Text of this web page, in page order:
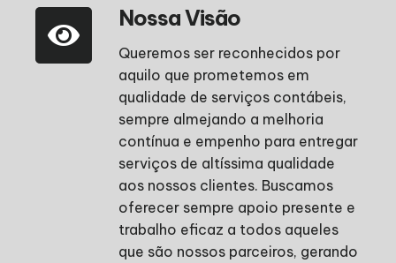
Nossa Visão
Queremos ser reconhecidos por
aquilo que prometemos em
qualidade de serviços contábeis,
sempre almejando a melhoria
contínua e empenho para entregar
serviços de altíssima qualidade
aos nossos clientes. Buscamos
oferecer sempre apoio presente e
trabalho eficaz a todos aqueles
que são nossos parceiros, gerando